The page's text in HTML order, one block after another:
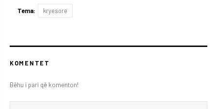
Tema: kryesore
KOMENTET
Bëhu i pari që komenton!